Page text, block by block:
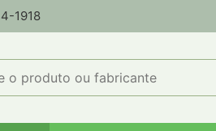
1918